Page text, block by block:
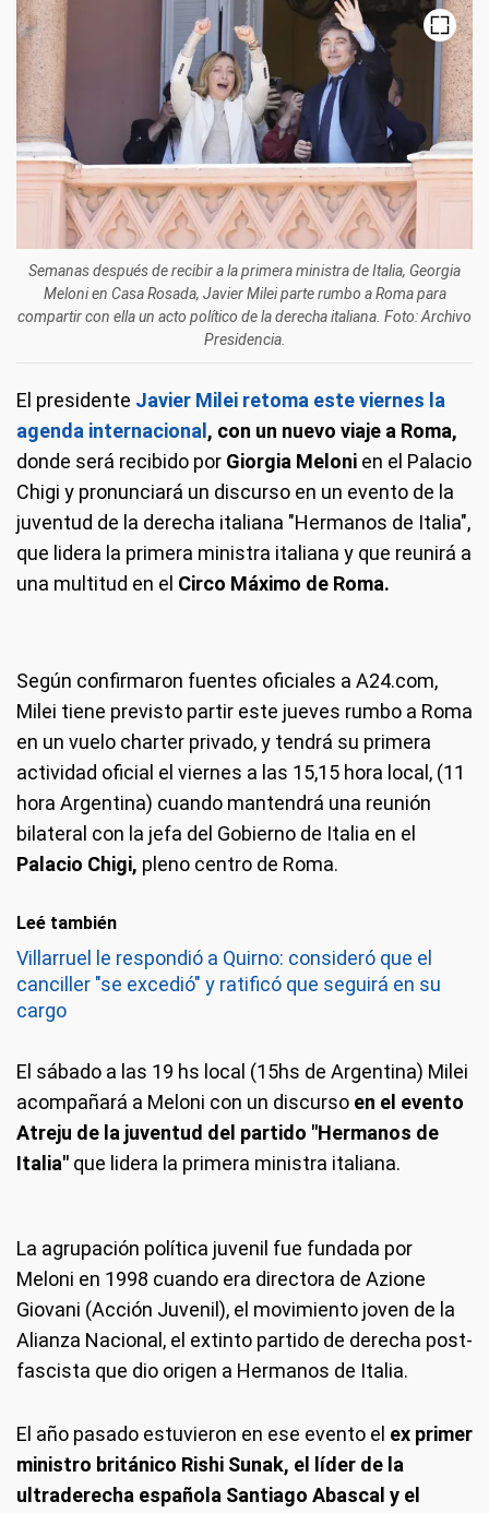
Semanas después de recibir a la primera ministra de Italia, Georgia
Meloni en Casa Rosada, Javier Milei parte rumbo a Roma para
compartir con ella un acto político de la derecha italiana. Foto: Archivo
Presidencia.
El presidente Javier Milei retoma este viernes la
agenda internacional , con un nuevo viaje a Roma,
donde será recibido por Giorgia Meloni en el Palacio
Chigi y pronunciará un discurso en un evento de la
juventud de la derecha italiana "Hermanos de Italia",
que lidera la primera ministra italiana y que reunirá a
una multitud en el Circo Máximo de Roma.
Según confirmaron fuentes oficiales a A24.com,
Milei tiene previsto partir este jueves rumbo a Roma
en un vuelo charter privado, y tendrá su primera
actividad oficial el viernes a las 15,15 hora local, (11
hora Argentina) cuando mantendrá una reunión
bilateral con la jefa del Gobierno de Italia en el
Palacio Chigi, pleno centro de Roma.
Leé también
Villarruel le respondió a Quirno: consideró que el
canciller "se excedió" y ratificó que seguirá en su
cargo
El sábado a las 19 hs local (15hs de Argentina) Milei
acompañará a Meloni con un discurso en el evento
Atreju de la juventud del partido "Hermanos de
Italia" que lidera la primera ministra italiana.
La agrupación política juvenil fue fundada por
Meloni en 1998 cuando era directora de Azione
Giovani (Acción Juvenil), el movimiento joven de la
Alianza Nacional, el extinto partido de derecha post-
fascista que dio origen a Hermanos de Italia.
El año pasado estuvieron en ese evento el ex primer
ministro británico Rishi Sunak, el líder de la
ultraderecha española Santiago Abascal y el